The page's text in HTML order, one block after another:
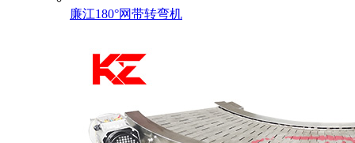
廉江180°网带转弯机